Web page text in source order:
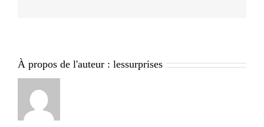
À propos de l'auteur : lessurprises